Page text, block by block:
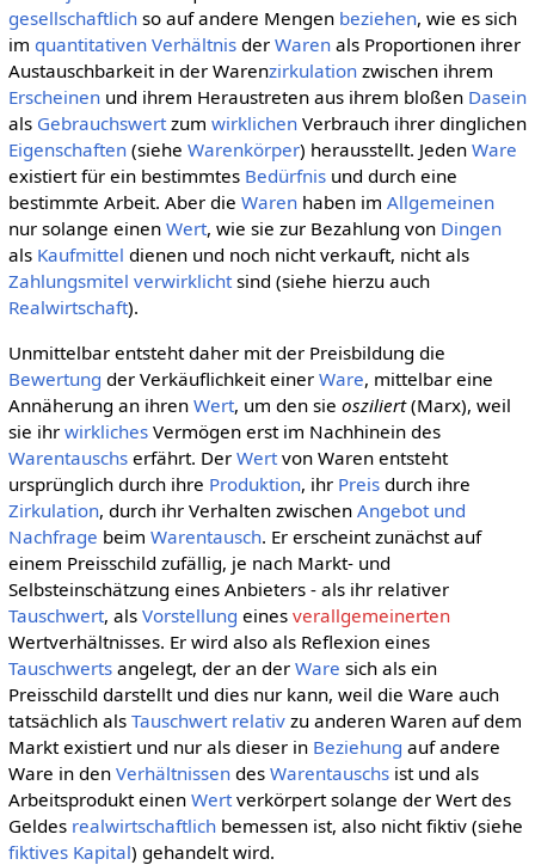
gesellschaftlichso auf andere Mengen beziehen, wie es sich
im quantitativen Verhältnisder Warenals Proportionen ihrer
Austauschbarkeit in der Warenzirkulationzwischen ihrem
Erscheinenund ihrem Heraustreten aus ihrem bloßen Dasein
als Gebrauchswertzum wirklichenVerbrauch ihrer dinglichen
Eigenschaften(siehe Warenkörper) herausstellt. Jeden Ware
existiert für ein bestimmtes Bedürfnisund durch eine
bestimmte Arbeit. Aber die Warenhaben im Allgemeinen
nur solange einen Wert, wie sie zur Bezahlung von Dingen
als Kaufmittel dienen und noch nicht verkauft, nicht als
Zahlungsmitel verwirklichtsind (siehe hierzu auch
Realwirtschaft).
Unmittelbar entsteht daher mit der Preisbildung die
Bewertung der Verkäuflichkeit einer Ware, mittelbar eine
Annäherung an ihren Wert, um den sie osziliert(Marx), weil
sie ihr wirklichesVermögen erst im Nachhinein des
Warentauschserfährt. Der Wertvon Waren entsteht
ursprünglich durch ihre Produktion, ihr Preisdurch ihre
Zirkulation, durch ihr Verhalten zwischen Angebot und
Nachfrage beim Warentausch. Er erscheint zunächst auf
einem Preisschild zufällig, je nach Markt- und
Selbsteinschätzung eines Anbieters - als ihr relativer
Tauschwert, als Vorstellung eines verallgemeinerten
Wertverhältnisses. Er wird also als Reflexion eines
Tauschwertsangelegt, der an der Ware sich als ein
Preisschild darstellt und dies nur kann, weil die Ware auch
tatsächlich als Tauschwert relativzu anderen Waren auf dem
Markt existiert und nur als dieser in Beziehung auf andere
Ware in den Verhältnissendes Warentauschsist und als
Arbeitsprodukt einen Wertverkörpert solange der Wert des
Geldes realwirtschaftlichbemessen ist, also nicht fiktiv (siehe
fiktives Kapital) gehandelt wird.